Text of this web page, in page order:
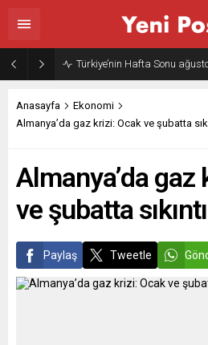
Türkiye’nin Hafta Sonu
Anasayfa
Ekonomi
Almanya’da gaz krizi: Ocak ve şubatta
Almanya’da
ve şubatta
Paylaş Tweetle